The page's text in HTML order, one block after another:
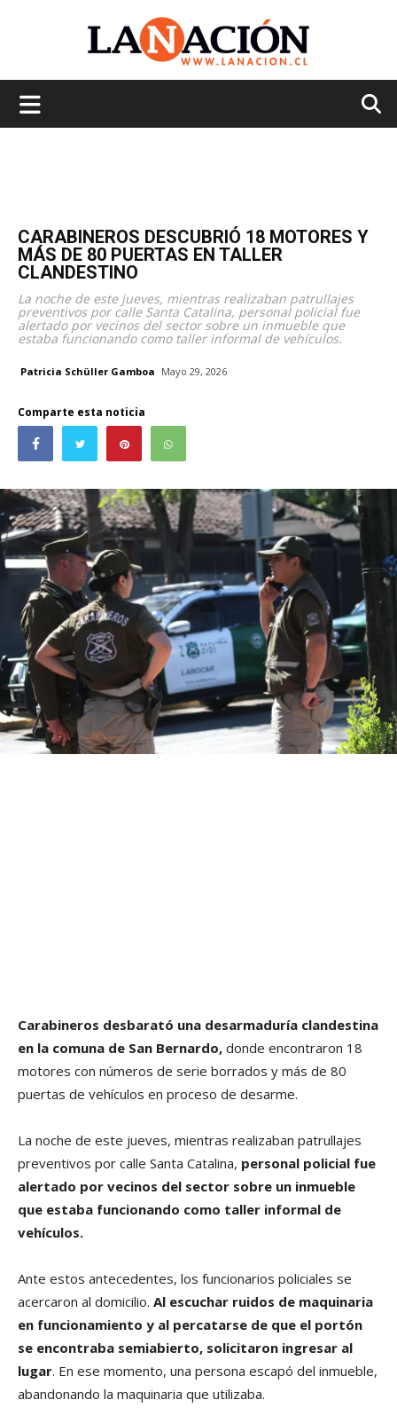
CARABINEROS DESCUBRIÓ 18 MOTORES Y
MÁS DE 80 PUERTAS EN TALLER
CLANDESTINO
La noche de este jueves, mientras realizaban patrullajes
preventivos por calle Santa Catalina, personal policial fue
alertado por vecinos del sector sobre un inmueble que
estaba funcionando como taller informal de vehículos.
Patricia Schüller Gamboa Mayo 29, 2026
Comparte esta noticia
Carabineros desbarató una desarmaduría clandestina
en la comuna de San Bernardo, donde encontraron 18
motores con números de serie borrados y más de 80
puertas de vehículos en proceso de desarme.
La noche de este jueves, mientras realizaban patrullajes
preventivos por calle Santa Catalina, personal policial fue
alertado por vecinos del sector sobre un inmueble
que estaba funcionando como taller informal de
vehículos.
Ante estos antecedentes, los funcionarios policiales se
acercaron al domicilio. Al escuchar ruidos de maquinaria
en funcionamiento y al percatarse de que el portón
se encontraba semiabierto, solicitaron ingresar al
lugar. En ese momento, una persona escapó del inmueble,
abandonando la maquinaria que utilizaba.